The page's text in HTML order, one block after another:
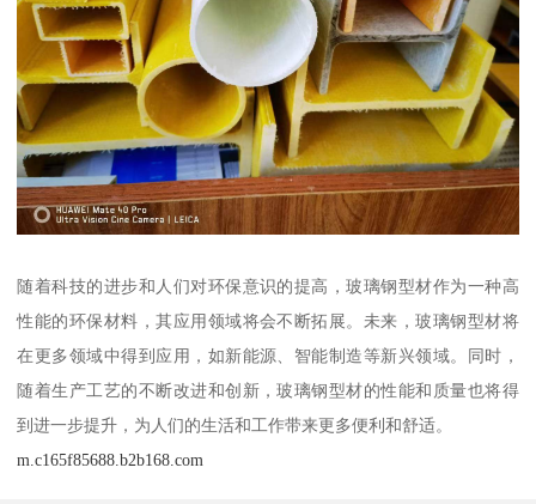
随着科技的进步和人们对环保意识的提高，玻璃钢型材作为一种高
性能的环保材料，其应用领域将会不断拓展。未来，玻璃钢型材将
在更多领域中得到应用，如新能源、智能制造等新兴领域。同时，
随着生产工艺的不断改进和创新，玻璃钢型材的性能和质量也将得
到进一步提升，为人们的生活和工作带来更多便利和舒适。
m.c165f85688.b2b168.com